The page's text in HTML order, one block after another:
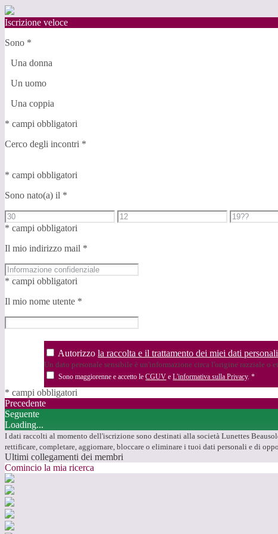
Iscrizione veloce
Sono *
Una donna
Un uomo
Una coppia
* campi obbligatori
Cerco degli incontri *
* campi obbligatori
Sono nato(a) il *
* campi obbligatori
Il mio indirizzo mail *
* campi obbligatori
Il mio nome utente *
Autorizzola raccolta e il trattamento dei miei dati
Un dato personale sensibile è un'informazione circa l'origine razziale
Sono maggiorenne e accetto leCGUV eL'informativa sulla Privacy.*
* campi obbligatori
Precedente
Seguente
Loading...
I dati raccolti al momento dell'iscrizione sono destinati alla società Lunettes
rettificare, completare, aggiornare, bloccare o eliminare i tuoi dati personali e di
Ultimi collegamenti dei membri
Comincio la mia ricerca